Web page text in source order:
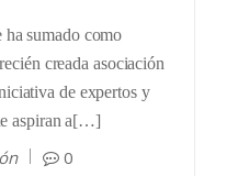
sumado como
creada asociación
de expertos y
aspiran a[…]
0